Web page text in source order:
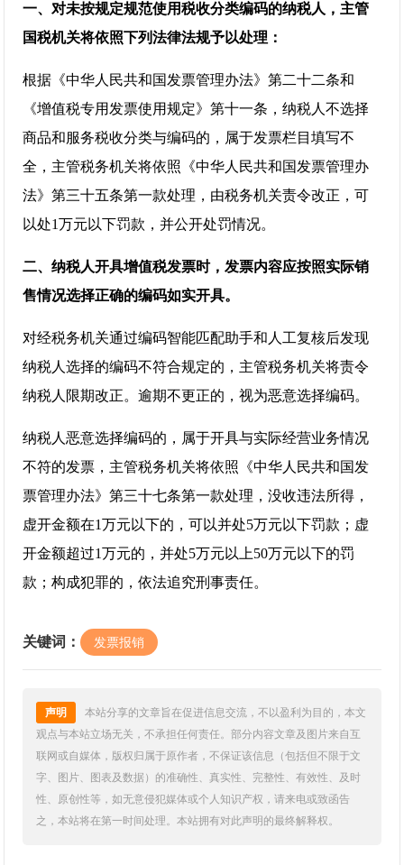
一、对未按规定规范使用税收分类编码的纳税人，主管
国税机关将依照下列法律法规予以处理：
根据《中华人民共和国发票管理办法》第二十二条和
《增值税专用发票使用规定》第十一条，纳税人不选择
商品和服务税收分类与编码的，属于发票栏目填写不
全，主管税务机关将依照《中华人民共和国发票管理办
法》第三十五条第一款处理，由税务机关责令改正，可
以处1万元以下罚款，并公开处罚情况。
二、纳税人开具增值税发票时，发票内容应按照实际销
售情况选择正确的编码如实开具。
对经税务机关通过编码智能匹配助手和人工复核后发现
纳税人选择的编码不符合规定的，主管税务机关将责令
纳税人限期改正。逾期不更正的，视为恶意选择编码。
纳税人恶意选择编码的，属于开具与实际经营业务情况
不符的发票，主管税务机关将依照《中华人民共和国发
票管理办法》第三十七条第一款处理，没收违法所得，
虚开金额在1万元以下的，可以并处5万元以下罚款；虚
开金额超过1万元的，并处5万元以上50万元以下的罚
款；构成犯罪的，依法追究刑事责任。
关键词： 发票报销
声明
本站分享的文章旨在促进信息交流，不以盈利为目的，本文
观点与本站立场无关，不承担任何责任。部分内容文章及图片来自互
联网或自媒体，版权归属于原作者，不保证该信息（包括但不限于文
字、图片、图表及数据）的准确性、真实性、完整性、有效性、及时
性、原创性等，如无意侵犯媒体或个人知识产权，请来电或致函告
之，本站将在第一时间处理。本站拥有对此声明的最终解释权。